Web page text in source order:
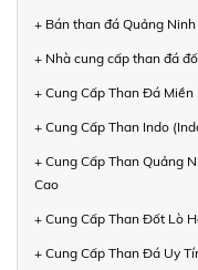
+ Bán than đá Quảng
+ Nhà cung cấp than đá
+ Cung Cấp Than Đá
+ Cung Cấp Than Indo
+ Cung Cấp Than Quảng
Cao
+ Cung Cấp Than Đốt Lò
+ Cung Cấp Than Đá Uy